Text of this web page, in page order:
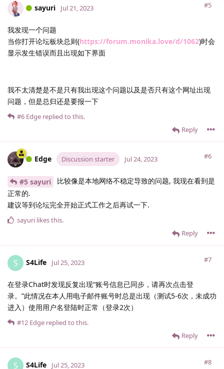
sayuri #5
Jul 21, 2023
我发现一个问题
当你打开论坛板块总则(https://forum.monika.love/d/1062)时会
显示发生错误而且出现如下界面
我不太清楚是不是只有我出现这个问题以及是否只有这个网址出现
问题，但是总归还是要报一下
Reply
#6 Edge replied to this.
Edge Discussion starter #6
Jul 24, 2023
#5 sayuri
比较像是本地网络不稳定导致的问题, 我现在看到是
正常的.
建议等到论坛完全开始正式工作之后再试一下.
Reply
sayuri likes this.
S S4Life #7
Jul 25, 2023
在登录Chat时发现反复出现“账号信息已同步，请再次点击登
录。”此情况在本人用电子邮件账号时总是出现（测试5-6次，未成功
进入）使用用户名登陆时正常（登录2次）
Reply
#12 Edge replied to this.
S S4Life #8
Jul 25, 2023